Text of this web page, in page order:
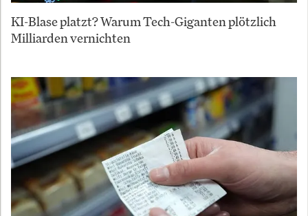
KI-Blase platzt? Warum Tech-Giganten plötzlich
Milliarden vernichten